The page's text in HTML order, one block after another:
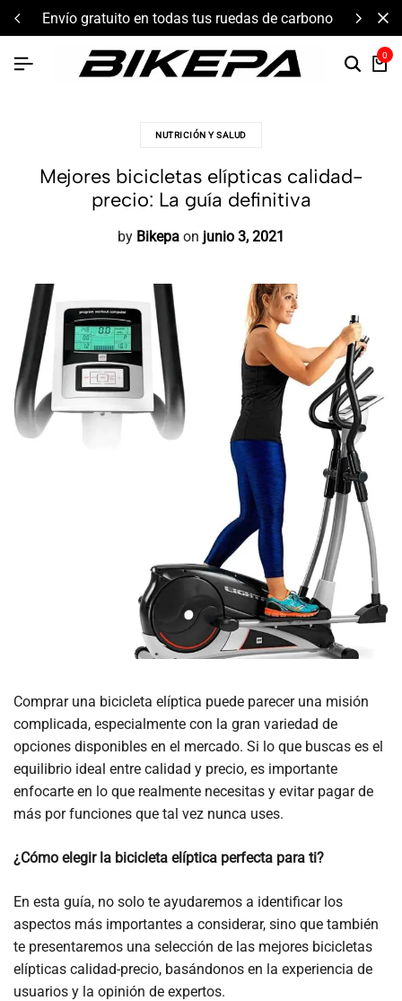
envío gratuito en todas tus ruedas de carbono
0
NUTRICIÓN Y SALUD
Mejores bicicletas elípticas calidad-
precio: La guía definitiva
by Bikepa on junio 3, 2021
Comprar una bicicleta elíptica puede parecer una misión
complicada, especialmente con la gran variedad de
opciones disponibles en el mercado. Si lo que buscas es el
equilibrio ideal entre calidad y precio, es importante
enfocarte en lo que realmente necesitas y evitar pagar de
más por funciones que tal vez nunca uses.
¿Cómo elegir la bicicleta elíptica perfecta para ti?
En esta guía, no solo te ayudaremos a identificar los
aspectos más importantes a considerar, sino que también
te presentaremos una selección de las mejores bicicletas
elípticas calidad-precio, basándonos en la experiencia de
usuarios y la opinión de expertos.